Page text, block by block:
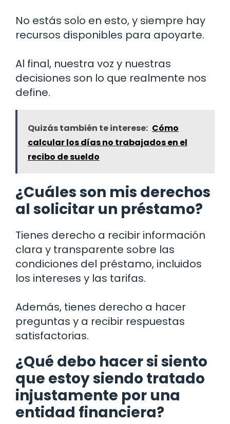
No estás solo en esto, y siempre hay
recursos disponibles para apoyarte.
Al final, nuestra voz y nuestras
decisiones son lo que realmente nos
define.
Quizás también te interese: Cómo
calcular los días no trabajados en el
recibo de sueldo
¿Cuáles son mis derechos
al solicitar un préstamo?
Tienes derecho a recibir información
clara y transparente sobre las
condiciones del préstamo, incluidos
los intereses y las tarifas.
Además, tienes derecho a hacer
preguntas y a recibir respuestas
satisfactorias.
¿Qué debo hacer si siento
que estoy siendo tratado
injustamente por una
entidad financiera?